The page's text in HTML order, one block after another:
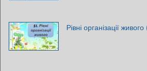
Рівні організації